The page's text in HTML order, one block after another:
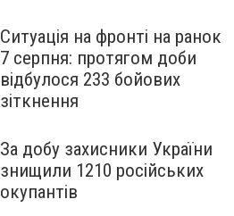
Ситуація на фронті на ранок
7 серпня: протягом доби
відбулося 233 бойових
зіткнення
За добу захисники України
знищили 1210 російських
окупантів